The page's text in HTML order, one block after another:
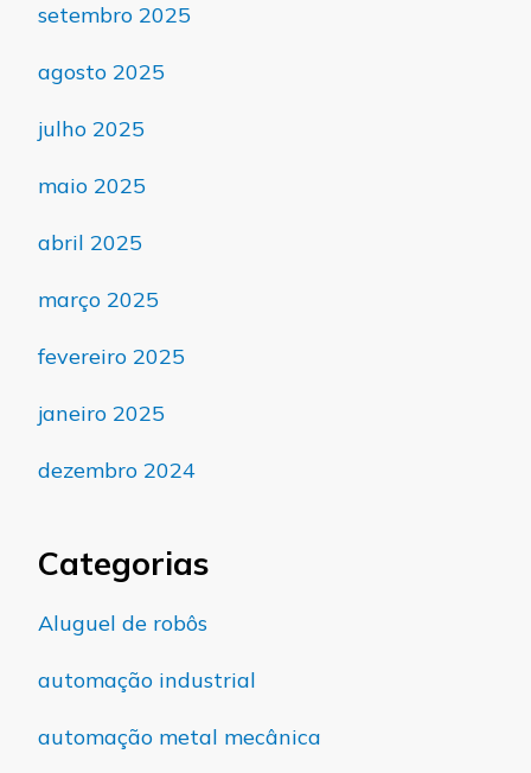
setembro 2025
agosto 2025
julho 2025
maio 2025
abril 2025
março 2025
fevereiro 2025
janeiro 2025
dezembro 2024
Categorias
Aluguel de robôs
automação industrial
automação metal mecânica